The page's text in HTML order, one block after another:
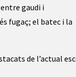
gaudi i
fugaç; el batec i la
de l’actual